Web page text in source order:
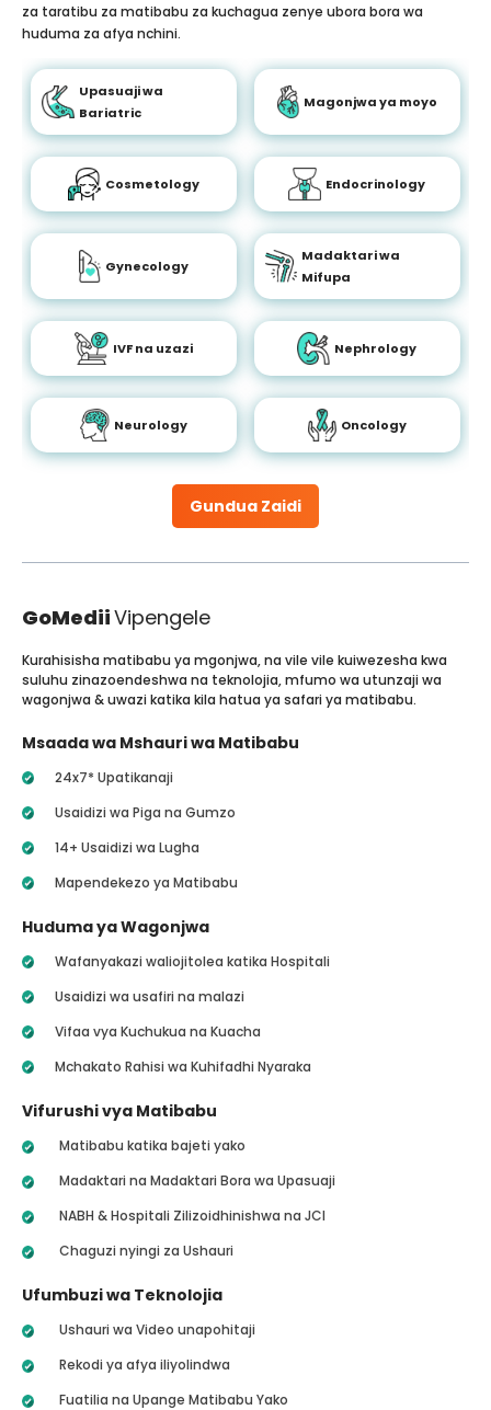
Gundua Zaidi
za taratibu za matibabu za kuchagua zenye ubora bora wa
huduma za afya nchini.
Upasuaji wa
Bariatric
Magonjwa ya moyo
Cosmetology Endocrinology
Gynecology
Madaktari wa
Mifupa
IVF na uzazi Nephrology
Neurology Oncology
GoMediiVipengele
Kurahisisha matibabu ya mgonjwa, na vile vile kuiwezesha kwa
suluhu zinazoendeshwa na teknolojia, mfumo wa utunzaji wa
wagonjwa & uwazi katika kila hatua ya safari ya matibabu.
Msaada wa Mshauri wa Matibabu
24x7* Upatikanaji
Usaidizi wa Piga na Gumzo
14+ Usaidizi wa Lugha
Mapendekezo ya Matibabu
Huduma ya Wagonjwa
Wafanyakazi waliojitolea katika Hospitali
Usaidizi wa usafiri na malazi
Vifaa vya Kuchukua na Kuacha
Mchakato Rahisi wa Kuhifadhi Nyaraka
Vifurushi vya Matibabu
Matibabu katika bajeti yako
Madaktari na Madaktari Bora wa Upasuaji
NABH & Hospitali Zilizoidhinishwa na JCI
Chaguzi nyingi za Ushauri
Ufumbuzi wa Teknolojia
Ushauri wa Video unapohitaji
Rekodi ya afya iliyolindwa
Fuatilia na Upange Matibabu Yako